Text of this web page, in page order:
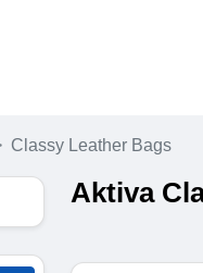
Classy Leather Bags
Aktiva